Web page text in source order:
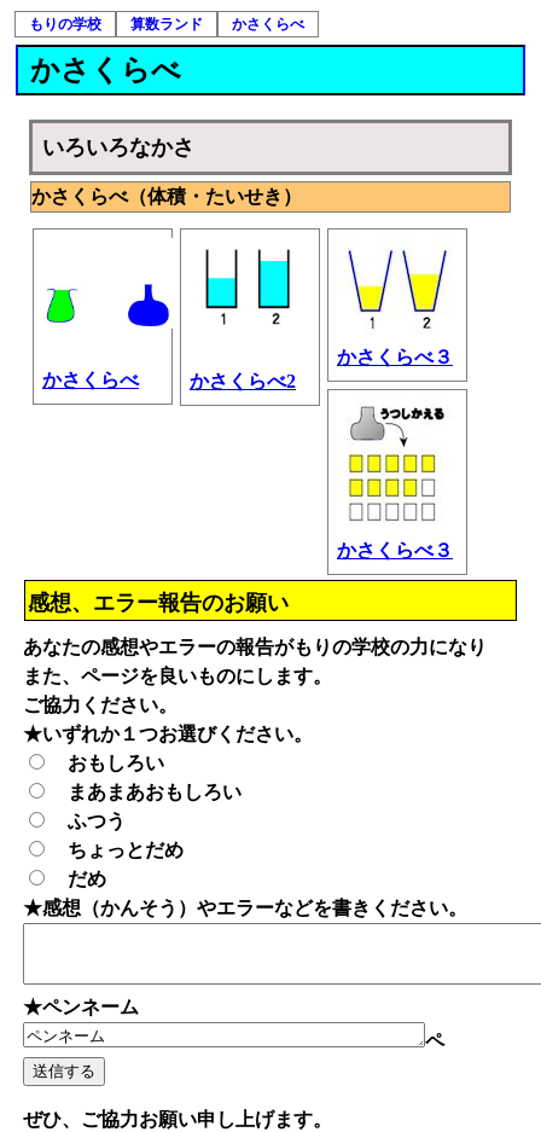
もりの学校 算数ランド かさくらべ
かさくらべ
いろいろなかさ
かさくらべ（体積・たいせき）
かさくらべ かさくらべ2
かさくらべ３
かさくらべ３
感想、エラー報告のお願い
あなたの感想やエラーの報告がもりの学校の力になり
また、ページを良いものにします。
ご協力ください。
★いずれか１つお選びください。
おもしろい
まあまあおもしろい
ふつう
ちょっとだめ
だめ
★感想（かんそう）やエラーなどを書きください。
★ペンネーム
ペ
ぜひ、ご協力お願い申し上げます。